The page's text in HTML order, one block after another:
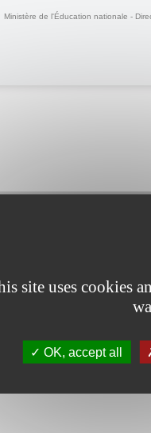
Ministère de l'Éducation nationale -
site uses cookies
OK, accept all